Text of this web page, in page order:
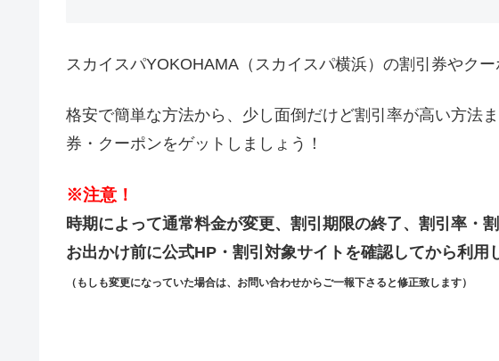
スカイスパYOKOHAMA（スカイスパ横浜）の割引券やク
格安で簡単な方法から、少し面倒だけど割引率が高い方法
券・クーポンをゲットしましょう！
※注意！
時期によって通常料金が変更、割引期限の終了、割引率・
お出かけ前に公式HP・割引対象サイトを確認してから利用
（もしも変更になっていた場合は、お問い合わせからご一報下さると修正致します）